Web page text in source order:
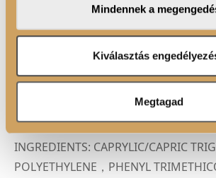
adatait, akik kombinálhatják az adatokat
adatokkal, amelyeket Ön adott meg
Ön által használt más szolgáltatásokból
Mindennek a
Kiválasztás
Megtagad
majd befelé haladva lágy satírokkal
segítségével dolgozd össze a
ÖSSZETEVŐK
INGREDIENTS: CAPRYLIC/CAPRIC
POLYETHYLENE，PHENYL